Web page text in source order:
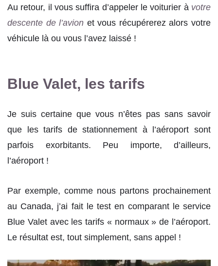
Au retour, il vous suffira d’appeler le voiturier à votre
descente de l’avion et vous récupérerez alors votre
véhicule là ou vous l’avez laissé !
Blue Valet, les tarifs
Je suis certaine que vous n’êtes pas sans savoir
que les tarifs de stationnement à l’aéroport sont
parfois exorbitants. Peu importe, d’ailleurs,
l’aéroport !
Par exemple, comme nous partons prochainement
au Canada, j’ai fait le test en comparant le service
Blue Valet avec les tarifs « normaux » de l’aéroport.
Le résultat est, tout simplement, sans appel !